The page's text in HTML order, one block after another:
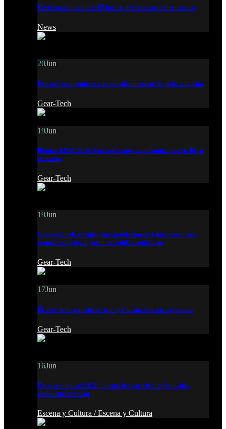
Fred again.. en vivo: El futuro del escenario electrónico
News
20Jun
Por qué tus monitores de estudio mienten: Se debe a la sala
Gear-Tech
19Jun
Ritmos EDM 2026: Cuatro ritmos que dominarán las listas
de éxitos
Gear-Tech
19Jun
Grabación de campo para productores: Cómo crear tus
propios sonidos a partir de ruidos cotidianos
Gear-Tech
17Jun
El arte de la ganancia: por qué tu mezcla suena pastosa
Gear-Tech
16Jun
Escena musical 2026: Lo que los carteles de festivales
realmente revelan
Escena y Cultura /Escena y Cultura